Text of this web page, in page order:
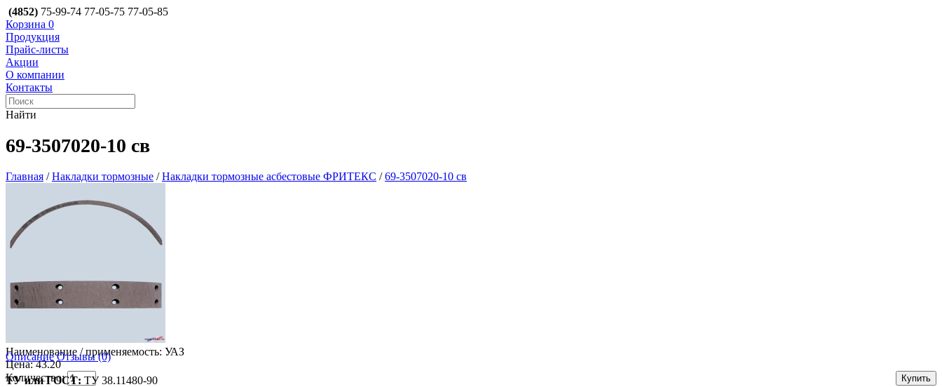
(4852) 75-99-74 77-05-75 77-05-85
Корзина 0
Продукция
Прайс-листы
Акции
О компании
Контакты
Найти
69-3507020-10 св
Главная /Накладки тормозные /Накладки тормозные асбестовые ФРИТЕКС /69-3507020-10 св
Наименование / применяемость: УАЗ
Цена: 43.20
Количество:
Описание Отзывы (0)
ТУ или ГОСТ: ТУ 38.11480-90